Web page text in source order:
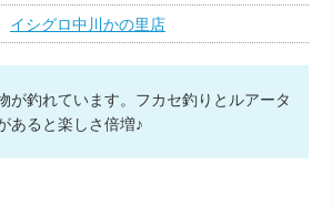
イシグロ中川かの里店
が釣れています。フカセ釣りとルアータ
あると楽しさ倍増♪